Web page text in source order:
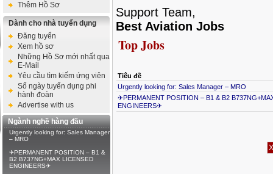
Thêm Hồ Sơ
Dành cho nhà tuyển dụng
Đăng tuyển
Xem hồ sơ
Những Hồ Sơ mới nhất qua
E-Mail
Yêu cầu tìm kiếm ứng viên
Số ngày tuyển dụng phi
hành đoàn
Advertise with us
Ngành nghề hàng đầu
Urgently looking for: Sales Manager
– MRO
✈PERMANENT POSITION – B1 &
B2 B737NG+MAX LICENSED
ENGINEERS✈
Support Team,
Best Aviation Jobs
Top Jobs
Tiêu đề
Urgently looking for: Sales Manager – MRO
✈PERMANENT POSITION – B1 & B2
ENGINEERS✈